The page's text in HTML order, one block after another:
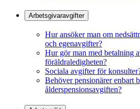
Arbetsgivaravgifter
Hur ansöker man om
och egenavgifter?
Hur gör man med betalning
föräldraledigheten?
Sociala avgifter för
Behöver pensionärer enbart
ålderspensionsavgiften?